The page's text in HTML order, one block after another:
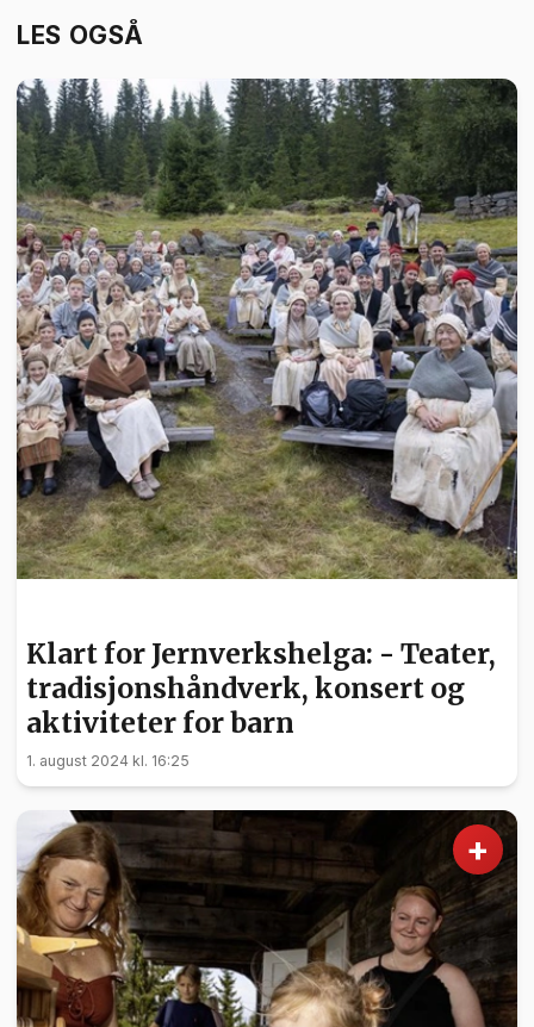
LES OGSÅ
Klart for Jernverkshelga: - Teater,
tradisjonshåndverk, konsert og
aktiviteter for barn
1. august 2024 kl. 16:25
+